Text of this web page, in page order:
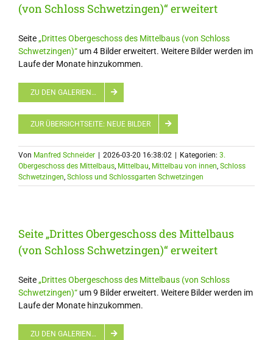
(von Schloss Schwetzingen)“ erweitert
Seite„Drittes Obergeschoss des Mittelbaus (von Schloss
Schwetzingen)“um 4 Bilder erweitert. Weitere Bilder werden im
Laufe der Monate hinzukommen.
ZU DEN GALERIEN…
ZUR ÜBERSICHTSEITE: NEUE BILDER
Von Manfred Schneider 2026-03-20 16:38:02 Kategorien: 3.
Obergeschoss des Mittelbaus, Mittelbau, Mittelbau von innen, Schloss
Schwetzingen, Schloss und Schlossgarten Schwetzingen
Seite „Drittes Obergeschoss des Mittelbaus
(von Schloss Schwetzingen)“ erweitert
Seite„Drittes Obergeschoss des Mittelbaus (von Schloss
Schwetzingen)“um 9 Bilder erweitert. Weitere Bilder werden im
Laufe der Monate hinzukommen.
ZU DEN GALERIEN…